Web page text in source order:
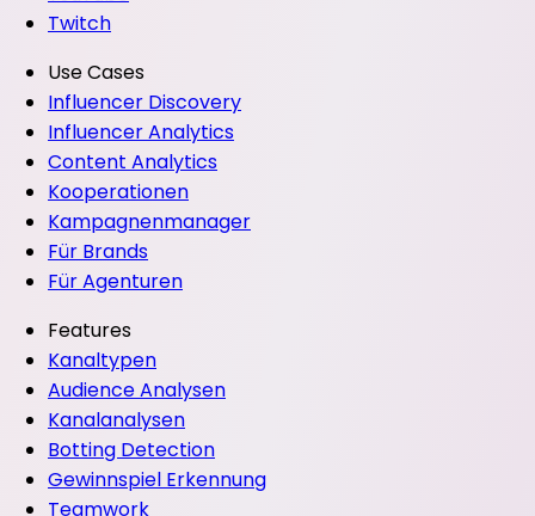
Twitch
Use Cases
Influencer Discovery
Influencer Analytics
Content Analytics
Kooperationen
Kampagnenmanager
Für Brands
Für Agenturen
Features
Kanaltypen
Audience Analysen
Kanalanalysen
Botting Detection
Gewinnspiel Erkennung
Teamwork